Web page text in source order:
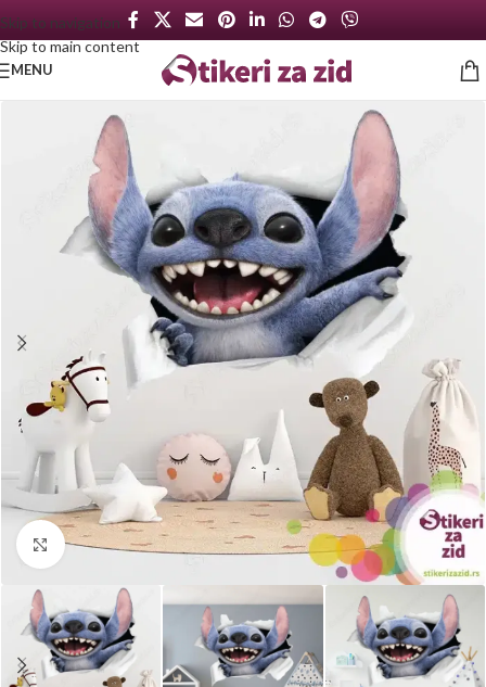
Skip to navigation
Skip to main content
MENU
Kliknite za uvećanje